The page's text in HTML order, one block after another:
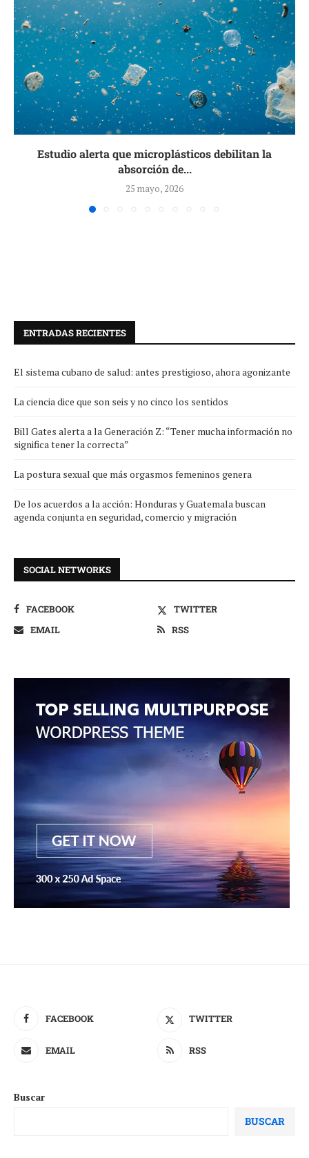
Estudio alerta que microplásticos debilitan la
absorción de...
25 mayo, 2026
ENTRADAS RECIENTES
El sistema cubano de salud: antes prestigioso, ahora agonizante
La ciencia dice que son seis y no cinco los sentidos
Bill Gates alerta a la Generación Z: “Tener mucha información no
significa tener la correcta”
La postura sexual que más orgasmos femeninos genera
De los acuerdos a la acción: Honduras y Guatemala buscan
agenda conjunta en seguridad, comercio y migración
SOCIAL NETWORKS
FACEBOOK
TWITTER
EMAIL
RSS
FACEBOOK TWITTER
EMAIL RSS
Buscar
BUSCAR